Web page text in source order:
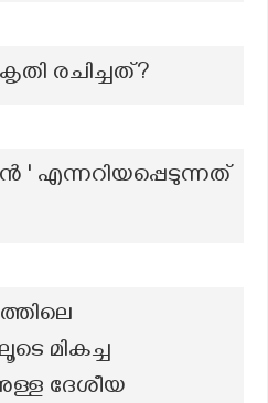
രചിച്ചത്?
' എന്നറിയപ്പെടുന്നത്
മികച്ച
ദേശീയ